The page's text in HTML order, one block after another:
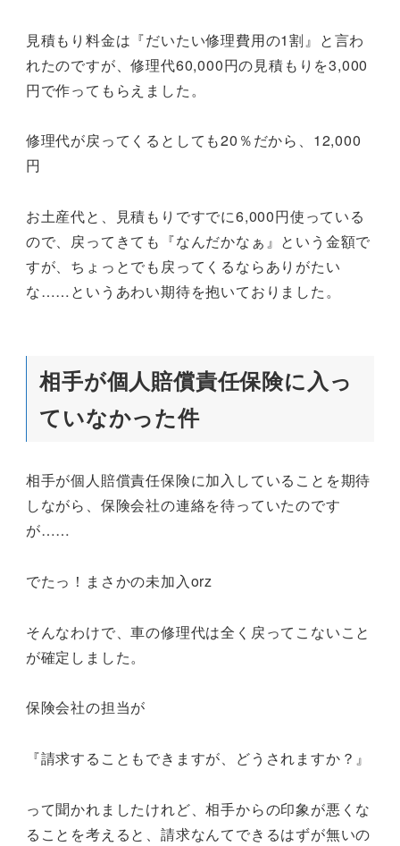
見積もり料金は『だいたい修理費用の1割』と言わ
れたのですが、修理代60,000円の見積もりを3,000
円で作ってもらえました。
修理代が戻ってくるとしても20％だから、12,000
円
お土産代と、見積もりですでに6,000円使っている
ので、戻ってきても『なんだかなぁ』という金額で
すが、ちょっとでも戻ってくるならありがたい
な……というあわい期待を抱いておりました。
相手が個人賠償責任保険に入っ
ていなかった件
相手が個人賠償責任保険に加入していることを期待
しながら、保険会社の連絡を待っていたのです
が……
でたっ！まさかの未加入orz
そんなわけで、車の修理代は全く戻ってこないこと
が確定しました。
保険会社の担当が
『請求することもできますが、どうされますか？』
って聞かれましたけれど、相手からの印象が悪くな
ることを考えると、請求なんてできるはずが無いの